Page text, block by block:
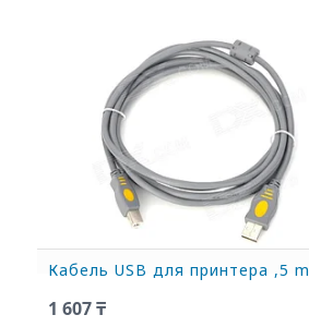
Кабель USB для принтера ,5 m
1 607 ₸